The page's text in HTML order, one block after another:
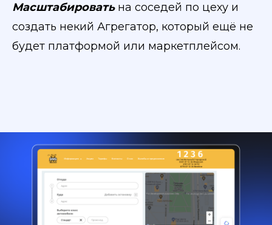
Масштабироватьна соседей по цеху и
создать некий Агрегатор, который ещё не
будет платформой или маркетплейсом.